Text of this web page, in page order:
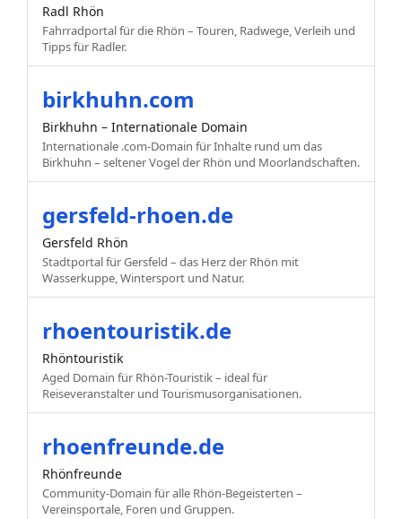
Radl Rhön
Fahrradportal für die Rhön – Touren, Radwege, Verleih und
Tipps für Radler.
birkhuhn.com
Birkhuhn – Internationale Domain
Internationale .com-Domain für Inhalte rund um das
Birkhuhn – seltener Vogel der Rhön und Moorlandschaften.
gersfeld-rhoen.de
Gersfeld Rhön
Stadtportal für Gersfeld – das Herz der Rhön mit
Wasserkuppe, Wintersport und Natur.
rhoentouristik.de
Rhöntouristik
Aged Domain für Rhön-Touristik – ideal für
Reiseveranstalter und Tourismusorganisationen.
rhoenfreunde.de
Rhönfreunde
Community-Domain für alle Rhön-Begeisterten –
Vereinsportale, Foren und Gruppen.